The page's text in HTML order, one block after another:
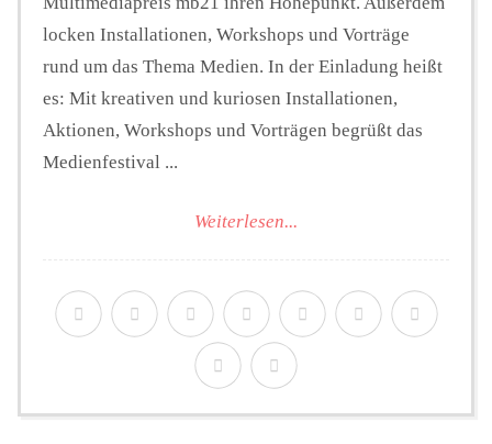
locken Installationen, Workshops und Vorträge
rund um das Thema Medien. In der Einladung heißt
es: Mit kreativen und kuriosen Installationen,
Aktionen, Workshops und Vorträgen begrüßt das
Medienfestival ...
Weiterlesen...